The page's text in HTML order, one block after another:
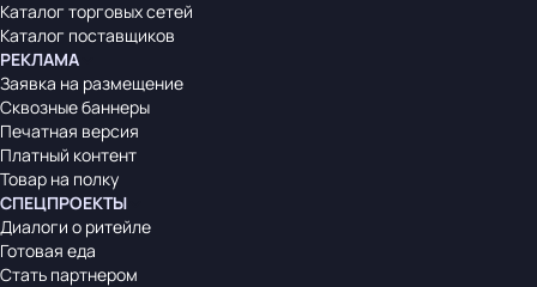
Каталог торговых сетей
Каталог поставщиков
РЕКЛАМА
Заявка на размещение
Сквозные баннеры
Печатная версия
Платный контент
Товар на полку
СПЕЦПРОЕКТЫ
Диалоги о ритейле
Готовая еда
Стать партнером